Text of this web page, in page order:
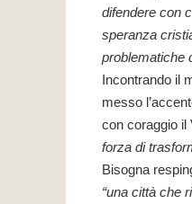
difendere con
speranza
problematiche
Incontrando il
messo
con coraggio il
forza di
Bisogna
“una città che